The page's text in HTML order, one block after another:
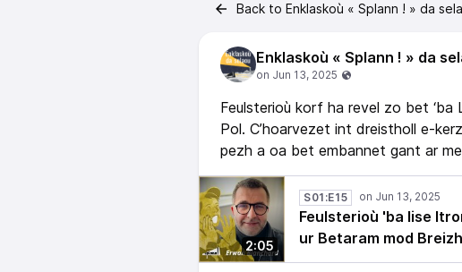
Back to Enklaskoù « Splann ! » da
Enklaskoù « Splann ! » da
Feulsterioù korf ha revel zo bet ‘ba
Pol. C’hoarvezet int dreistholl e-
pezh a oa bet embannet gant ar
2:05
S01:E15
Feulsterioù 'ba lise
ur Betaram mod Breizh